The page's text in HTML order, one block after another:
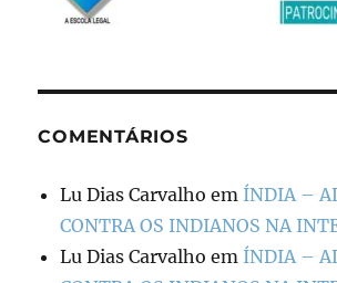
COMENTÁRIOS
Lu Dias Carvalho em ÍNDIA –
CONTRA OS INDIANOS NA
Lu Dias Carvalho em ÍNDIA –